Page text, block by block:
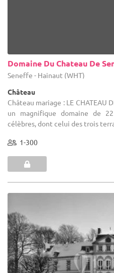
Domaine Du Chateau De
Seneffe - Hainaut (WHT)
Château
Château mariage : LE CHATEAU
un magnifique domaine de
célèbres, dont celui des trois
1-300